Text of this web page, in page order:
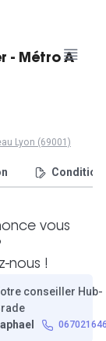
- Métro A
Lyon (69001)
vous
nous !
conseiller Hub-